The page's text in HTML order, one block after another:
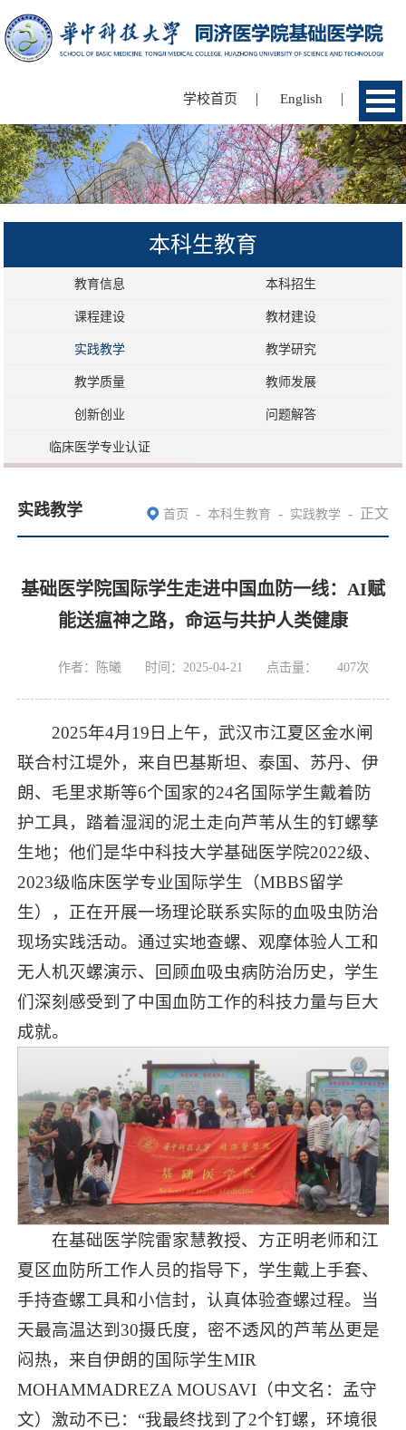
学校首页 | English |
本科生教育
教育信息 本科招生
课程建设 教材建设
实践教学 教学研究
教学质量 教师发展
创新创业 问题解答
临床医学专业认证
实践教学 首页 - 本科生教育 - 实践教学 - 正文
基础医学院国际学生走进中国血防一线：AI赋
能送瘟神之路，命运与共护人类健康
作者：陈曦 时间：2025-04-21 点击量： 407次
2025年4月19日上午，武汉市江夏区金水闸
联合村江堤外，来自巴基斯坦、泰国、苏丹、伊
朗、毛里求斯等6个国家的24名国际学生戴着防
护工具，踏着湿润的泥土走向芦苇从生的钉螺孳
生地；他们是华中科技大学基础医学院2022级、
2023级临床医学专业国际学生（MBBS留学
生），正在开展一场理论联系实际的血吸虫防治
现场实践活动。通过实地查螺、观摩体验人工和
无人机灭螺演示、回顾血吸虫病防治历史，学生
们深刻感受到了中国血防工作的科技力量与巨大
成就。
在基础医学院雷家慧教授、方正明老师和江
夏区血防所工作人员的指导下，学生戴上手套、
手持查螺工具和小信封，认真体验查螺过程。当
天最高温达到30摄氏度，密不透风的芦苇丛更是
闷热，来自伊朗的国际学生MIR
MOHAMMADREZA MOUSAVI（中文名：孟守
文）激动不已：“我最终找到了2个钉螺，环境很